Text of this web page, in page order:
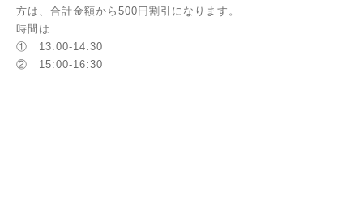
方は、合計金額から500円割引になります。
時間は
① 13:00-14:30
② 15:00-16:30